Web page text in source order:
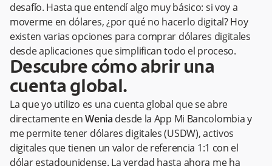
desafío. Hasta que entendí algo muy básico: si voy a
moverme en dólares, ¿por qué no hacerlo digital? Hoy
existen varias opciones para comprar dólares digitales
desde aplicaciones que simplifican todo el proceso.
Descubre cómo abrir una
cuenta global.
La que yo utilizo es una cuenta global que se abre
directamente enWenia desde la App Mi Bancolombia y
me permite tener dólares digitales (USDW), activos
digitales que tienen un valor de referencia 1:1 con el
dólar estadounidense. La verdad hasta ahora me ha